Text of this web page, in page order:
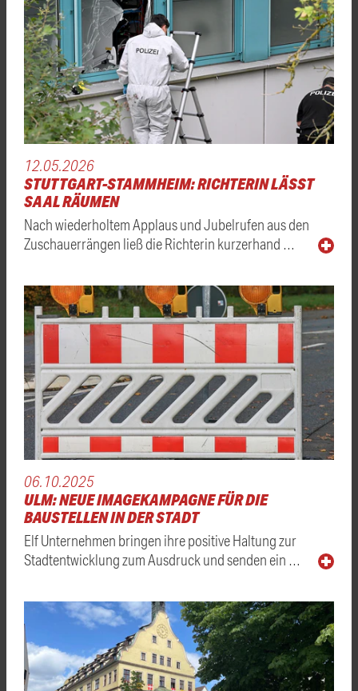
12.05.2026
STUTTGART-STAMMHEIM: RICHTERIN LÄSST
SAAL RÄUMEN
Nach wiederholtem Applaus und Jubelrufen aus den
Zuschauerrängen ließ die Richterin kurzerhand …
06.10.2025
ULM: NEUE IMAGEKAMPAGNE FÜR DIE
BAUSTELLEN IN DER STADT
Elf Unternehmen bringen ihre positive Haltung zur
Stadtentwicklung zum Ausdruck und senden ein …